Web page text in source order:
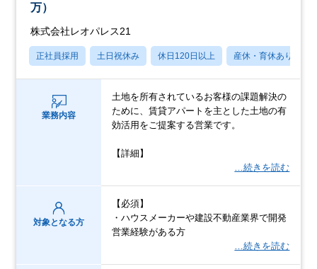
万）
株式会社レオパレス21
正社員採用 土日祝休み 休日120日以上 産休・育休あり
業務内容
土地を所有されているお客様の課題解決の
ために、賃貸アパートを主とした土地の有
効活用をご提案する営業です。
【詳細】
…続きを読む
対象となる方
【必須】
・ハウスメーカーや建設不動産業界で開発
営業経験がある方
…続きを読む